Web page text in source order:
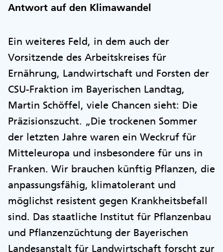
Antwort auf den Klimawandel
Ein weiteres Feld, in dem auch der
Vorsitzende des Arbeitskreises für
Ernährung, Landwirtschaft und Forsten der
CSU-Fraktion im Bayerischen Landtag,
Martin Schöffel, viele Chancen sieht: Die
Präzisionszucht. „Die trockenen Sommer
der letzten Jahre waren ein Weckruf für
Mitteleuropa und insbesondere für uns in
Franken. Wir brauchen künftig Pflanzen, die
anpassungsfähig, klimatolerant und
möglichst resistent gegen Krankheitsbefall
sind. Das staatliche Institut für Pflanzenbau
und Pflanzenzüchtung der Bayerischen
Landesanstalt für Landwirtschaft forscht zur